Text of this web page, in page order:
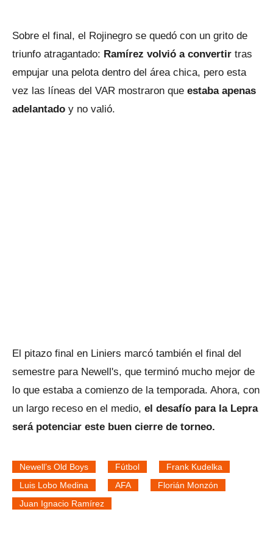
Sobre el final, el Rojinegro se quedó con un grito de
triunfo atragantado: Ramírez volvió a convertir tras
empujar una pelota dentro del área chica, pero esta
vez las líneas del VAR mostraron que estaba apenas
adelantado y no valió.
El pitazo final en Liniers marcó también el final del
semestre para Newell's, que terminó mucho mejor de
lo que estaba a comienzo de la temporada. Ahora, con
un largo receso en el medio, el desafío para la Lepra
será potenciar este buen cierre de torneo.
Newell’s Old Boys Fútbol
Frank Kudelka
Luis Lobo Medina
AFA
Florián Monzón
Juan Ignacio Ramírez